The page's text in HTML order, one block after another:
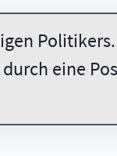
eine